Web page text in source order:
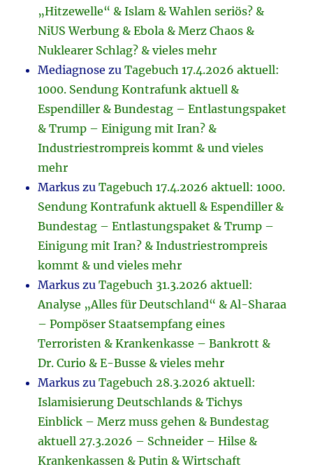
„Hitzewelle“ & Islam & Wahlen seriös? &
NiUS Werbung & Ebola & Merz Chaos &
Nuklearer Schlag? & vieles mehr
Mediagnose zuTagebuch 17.4.2026 aktuell:
1000. Sendung Kontrafunk aktuell &
Espendiller & Bundestag – Entlastungspaket
& Trump – Einigung mit Iran? &
Industriestrompreis kommt & und vieles
mehr
Markus zuTagebuch 17.4.2026 aktuell: 1000.
Sendung Kontrafunk aktuell & Espendiller &
Bundestag – Entlastungspaket & Trump –
Einigung mit Iran? & Industriestrompreis
kommt & und vieles mehr
Markus zuTagebuch 31.3.2026 aktuell:
Analyse „Alles für Deutschland“ & Al-Sharaa
– Pompöser Staatsempfang eines
Terroristen & Krankenkasse – Bankrott &
Dr. Curio & E-Busse & vieles mehr
Markus zuTagebuch 28.3.2026 aktuell:
Islamisierung Deutschlands & Tichys
Einblick – Merz muss gehen & Bundestag
aktuell 27.3.2026 – Schneider – Hilse &
Krankenkassen & Putin & Wirtschaft